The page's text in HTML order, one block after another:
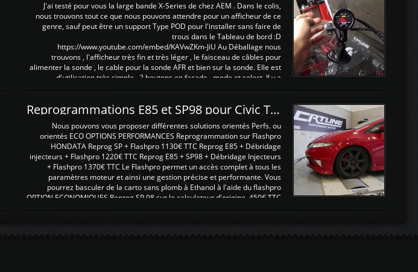
J'ai testé pour vous la large bande X-Series de chez AEM . Dans le colis,
nous trouvons tout ce que nous pouvons attendre pour un afficheur de ce
genre, sauf peut être un support Type POD pour l'installer sans faire de
trous dans le Tableau de bord :D
https://www.youtube.com/embed/KAVwZKm-JiU Au Déballage nous
trouvons , l'afficheur très fin et très léger , le faisceau de câbles pour
alimenter la sonde , le cable pour la sonde AFR et bien sur la sonde. Elle est
d'utilisation très simple , 2 boutons en façade , mode et select. Il y a
Reprogrammations E85 et SP98 pour Civic Type R FN2
Nous pouvons vous proposer différentes solutions orientés Perfs. ou
orientés ECO OPTIONS PERFORMANCES Reprogrammation sur Flashpro
HONDATA Reprog SP + Flashpro 1130€ TTC Reprog E85 + Débridage
injecteurs + Flashpro 1220€ TTC Reprog E85 + SP98 + Débridage Injecteurs
+ Flashpro 1370€ TTC Le Flashpro permet un accès complet à tous les
paramètres moteur et ainsi une gestion précise et performante. Vous
pourrez basculer de la carto sans plomb à Ethanol à l'aide du flashpro
OPTION ECONOMIQUES Reprog SP 98 sur le calculateur d'origine 450€ TTC